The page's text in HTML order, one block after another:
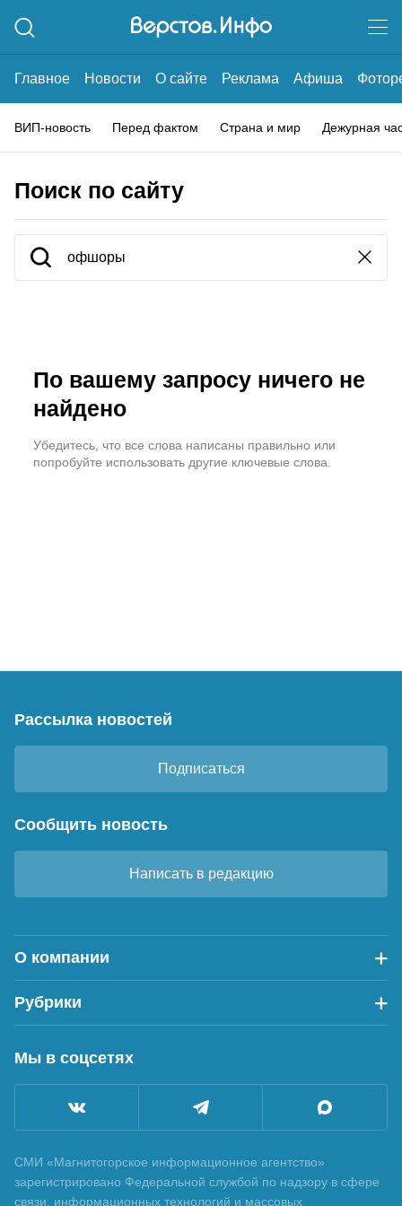
Главное Новости О сайте Реклама Афиша
ВИП-новость Перед фактом Страна и мир Дежурная
Поиск по сайту
По вашему запросу ничего не
найдено
Убедитесь, что все слова написаны правильно или
попробуйте использовать другие ключевые слова.
Рассылка новостей
Подписаться
Сообщить новость
Написать в редакцию
О компании
Рубрики
Мы в соцсетях
СМИ «Магнитогорское информационное агентство»
зарегистрировано Федеральной службой по надзору в сфере
связи, информационных технологий и массовых